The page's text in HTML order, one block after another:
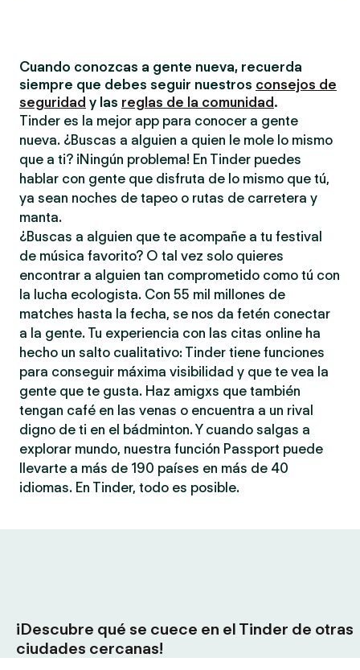
Cuando conozcas a gente nueva, recuerda
siempre que debes seguir nuestros consejos de
seguridad y las reglas de la comunidad .
Tinder es la mejor app para conocer a gente
nueva. ¿Buscas a alguien a quien le mole lo mismo
que a ti? ¡Ningún problema! En Tinder puedes
hablar con gente que disfruta de lo mismo que tú,
ya sean noches de tapeo o rutas de carretera y
manta.
¿Buscas a alguien que te acompañe a tu festival
de música favorito? O tal vez solo quieres
encontrar a alguien tan comprometido como tú con
la lucha ecologista. Con 55 mil millones de
matches hasta la fecha, se nos da fetén conectar
a la gente. Tu experiencia con las citas online ha
hecho un salto cualitativo: Tinder tiene funciones
para conseguir máxima visibilidad y que te vea la
gente que te gusta. Haz amigxs que también
tengan café en las venas o encuentra a un rival
digno de ti en el bádminton. Y cuando salgas a
explorar mundo, nuestra función Passport puede
llevarte a más de 190 países en más de 40
idiomas. En Tinder, todo es posible.
¡Descubre qué se cuece en el Tinder de otras
ciudades cercanas!